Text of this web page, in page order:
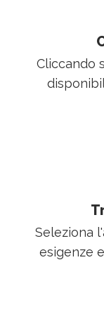
Cliccando
Seleziona
esigenze